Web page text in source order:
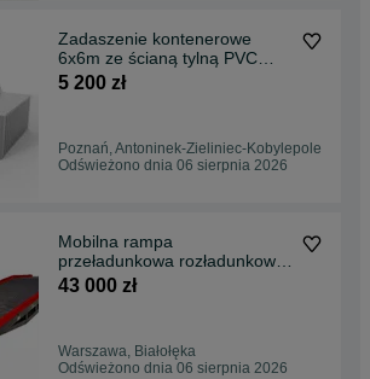
Zadaszenie kontenerowe
6x6m ze ścianą tylną PVC
750g/m2
5 200 zł
Poznań, Antoninek-Zieliniec-Kobylepole
Odświeżono dnia 06 sierpnia 2026
Mobilna rampa
przeładunkowa rozładunkowa
Gazelt 15 t
43 000 zł
Warszawa, Białołęka
Odświeżono dnia 06 sierpnia 2026